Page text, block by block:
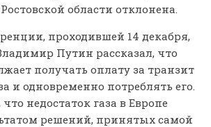
области отклонена.
проходившей 14 декабря,
Путин рассказал, что
получать оплату за транзит
и одновременно потреблять его.
недостаток газа в Европе
решений, принятых самой